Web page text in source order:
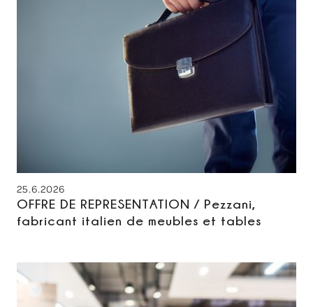
25.6.2026
OFFRE DE REPRESENTATION / Pezzani,
fabricant italien de meubles et tables